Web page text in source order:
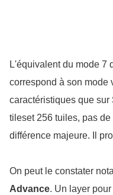
L'équivalent du mode 7
correspond à son mode
caractéristiques que
tileset 256 tuiles, pas
différence majeure. Il
On peut le constater
Advance. Un layer